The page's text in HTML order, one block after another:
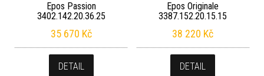
Epos Passion
3402.142.20.36.25
35 670 Kč
DETAIL
Epos Originale
3387.152.20.15.15
38 220 Kč
DETAIL